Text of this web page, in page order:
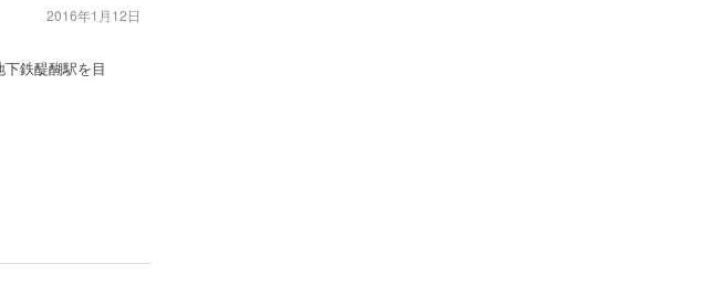
鉄醍醐駅を目
2016年1月12日